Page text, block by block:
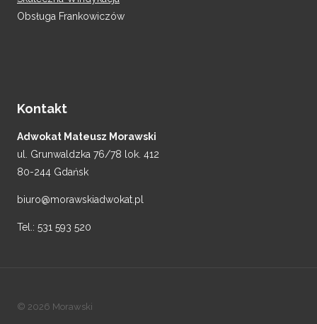
Obsługa Frankowiczów
Kontakt
Adwokat Mateusz Morawski
ul. Grunwaldzka 76/78 lok. 412
80-244 Gdańsk
biuro@morawskiadwokat.pl
Tel.: 531 593 520
© 2026 Morawski